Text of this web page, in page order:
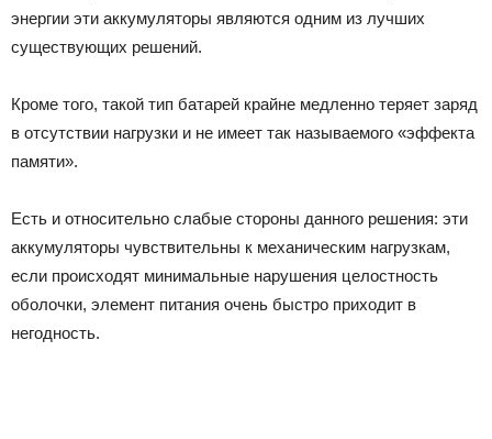
энергии эти аккумуляторы являются одним из лучших
существующих решений.
Кроме того, такой тип батарей крайне медленно теряет заряд
в отсутствии нагрузки и не имеет так называемого «эффекта
памяти».
Есть и относительно слабые стороны данного решения: эти
аккумуляторы чувствительны к механическим нагрузкам,
если происходят минимальные нарушения целостность
оболочки, элемент питания очень быстро приходит в
негодность.